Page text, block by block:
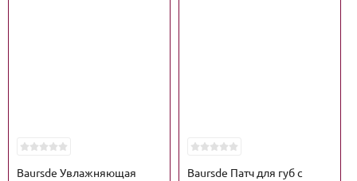
Baursde Увлажняющая
Baursde Патч для губ с